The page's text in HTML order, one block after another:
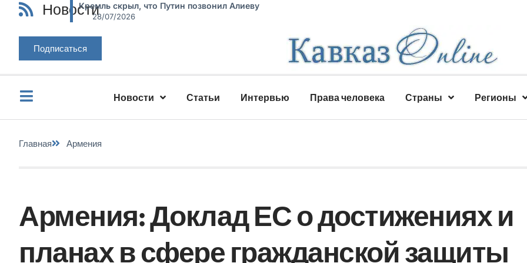
НовостиКремль скрыл, что Путин позвонил Алиеву
28/07/2026
Подписаться
Новости Статьи Интервью Права человека Страны Регионы
Главная Армения
Армения: Доклад ЕС о достижениях и
планах в сфере гражданской защиты